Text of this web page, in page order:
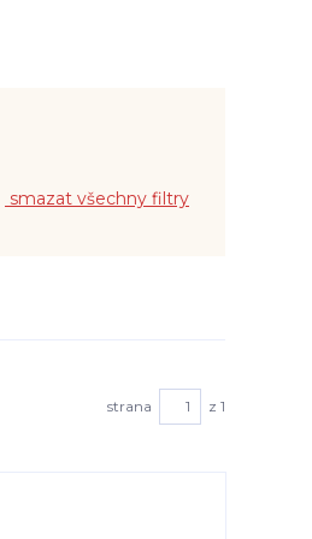
smazat všechny filtry
strana z 1